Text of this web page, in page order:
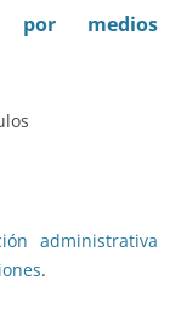
por medios
administrativa
.